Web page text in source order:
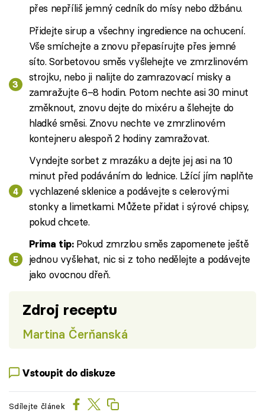
přes nepříliš jemný cedník do mísy nebo džbánu.
Přidejte sirup a všechny ingredience na ochucení.
Vše smíchejte a znovu přepasírujte přes jemné
síto. Sorbetovou směs vyšlehejte ve zmrzlinovém
strojku, nebo ji nalijte do zamrazovací misky a
zamražujte 6–8 hodin. Potom nechte asi 30 minut
změknout, znovu dejte do mixéru a šlehejte do
hladké směsi. Znovu nechte ve zmrzlinovém
kontejneru alespoň 2 hodiny zamražovat.
Vyndejte sorbet z mrazáku a dejte jej asi na 10
minut před podáváním do lednice. Lžící jím naplňte
vychlazené sklenice a podávejte s celerovými
stonky a limetkami. Můžete přidat i sýrové chipsy,
pokud chcete.
Prima tip:Pokud zmrzlou směs zapomenete ještě
jednou vyšlehat, nic si z toho nedělejte a podávejte
jako ovocnou dřeň.
Zdroj receptu
Martina Čerňanská
Vstoupit do diskuze
Sdílejte článek